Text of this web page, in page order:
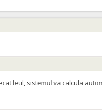
leul, sistemul va calcula